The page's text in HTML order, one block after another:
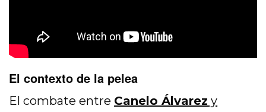
El contexto de la pelea
El combate entre Canelo Álvarez y